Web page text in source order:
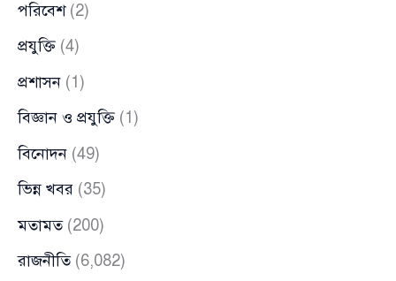
পরিবেশ(2)
প্রযুক্তি (4)
প্রশাসন (1)
বিজ্ঞান ও প্রযুক্তি (1)
বিনোদন (49)
ভিন্ন খবর (35)
মতামত(200)
রাজনীতি(6,082)